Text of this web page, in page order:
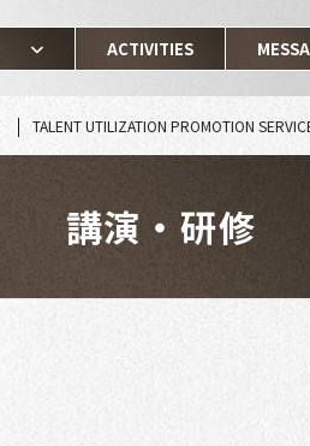
ACTIVITIES
TALENT UTILIZATION PROMOTION
講演・研修